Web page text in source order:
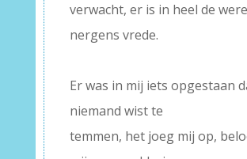
verwacht, er is in heel de
nergens vrede.
Er was in mij iets opgestaan
niemand wist te
temmen, het joeg mij op,